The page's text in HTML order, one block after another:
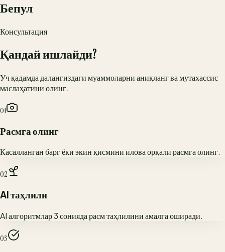
Бепул
Консультация
Қандай ишлайди?
Уч қадамда далангиздаги муаммоларни аниқланг ва мутахассис
маслаҳатини олинг.
01
Расмга олинг
Касалланган барг ёки экин қисмини илова орқали расмга олинг.
02
AI таҳлили
AI алгоритмлар 3 сонияда расм таҳлилини амалга оширади.
03